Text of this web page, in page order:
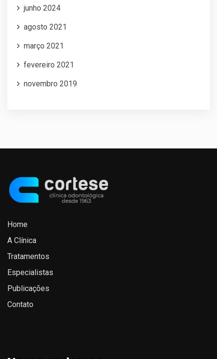
junho 2024
agosto 2021
março 2021
fevereiro 2021
novembro 2019
Home
A Clínica
Tratamentos
Especialistas
Publicações
Contato